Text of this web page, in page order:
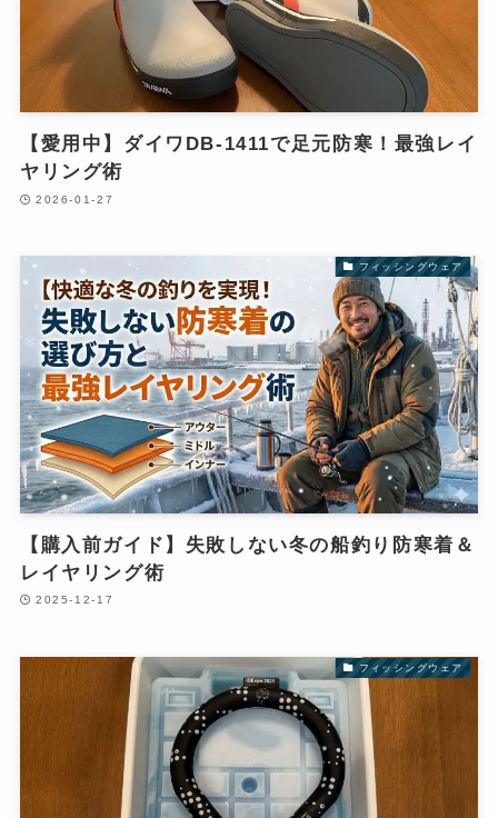
【愛用中】ダイワDB-1411で足元防寒！最強レイ
ヤリング術
2026-01-27
フィッシングウェア
【購入前ガイド】失敗しない冬の船釣り防寒着＆
レイヤリング術
2025-12-17
フィッシングウェア